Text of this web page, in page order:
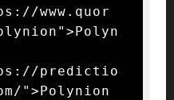
www.quor
predictio
">Polynion